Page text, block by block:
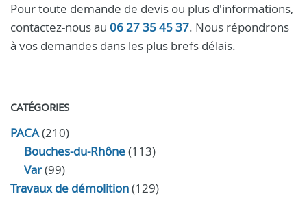
Pour toute demande de devis ou plus d'informations,
contactez-nous au 06 27 35 45 37. Nous répondrons
à vos demandes dans les plus brefs délais.
CATÉGORIES
PACA(210)
Bouches-du-Rhône(113)
Var(99)
Travaux de démolition(129)